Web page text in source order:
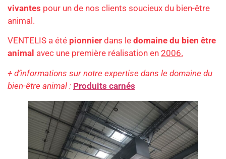
vivantes pour un de nos clients soucieux du bien-être
animal.
VENTELIS a été pionnier dans le domaine du bien être
animal avec une première réalisation en 2006.
+ d’informations sur notre expertise dans le domaine du
bien-être animal : Produits carnés